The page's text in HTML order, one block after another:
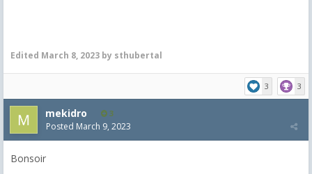
Edited March 8, 2023 by sthubertal
3 3
mekidro 3
Posted March 9, 2023
Bonsoir